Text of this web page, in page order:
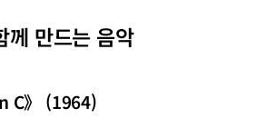
께 만드는 음악
C》 (1964)